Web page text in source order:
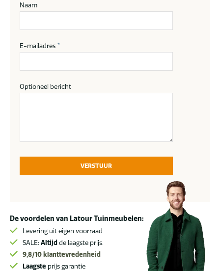
Naam
E-mailadres *
Optioneel bericht
VERSTUUR
De voordelen van Latour Tuinmeubelen:
Levering uit eigen voorraad
SALE: Altijd de laagste prijs.
9,8/10 klanttevredenheid
Laagste prijs garantie